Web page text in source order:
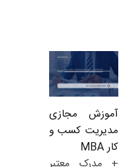
آموزش مجازی
مدیریت کسب و
کار MBA